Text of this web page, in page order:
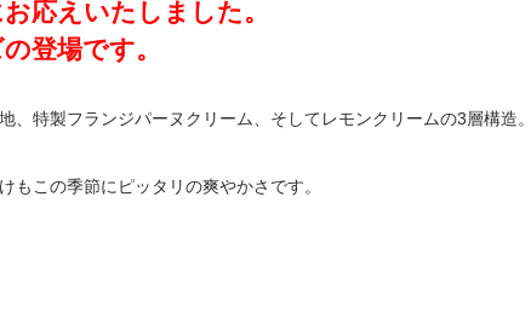
応えいたしました。
登場です。
、特製フランジパーヌクリーム、そしてレモンクリームの3層構造。
もこの季節にピッタリの爽やかさです。